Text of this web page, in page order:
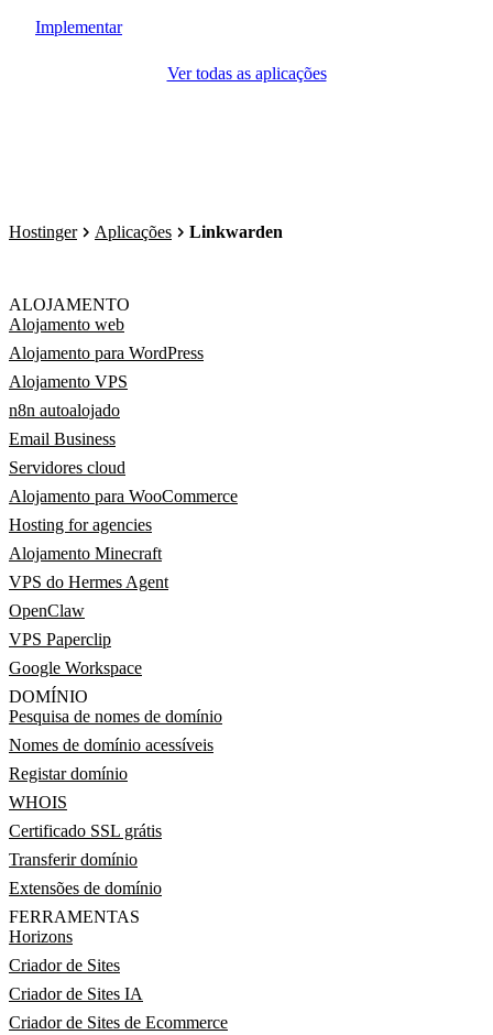
Implementar
Ver todas as aplicações
Hostinger Aplicações Linkwarden
ALOJAMENTO
Alojamento web
Alojamento para WordPress
Alojamento VPS
n8n autoalojado
Email Business
Servidores cloud
Alojamento para WooCommerce
Hosting for agencies
Alojamento Minecraft
VPS do Hermes Agent
OpenClaw
VPS Paperclip
Google Workspace
DOMÍNIO
Pesquisa de nomes de domínio
Nomes de domínio acessíveis
Registar domínio
WHOIS
Certificado SSL grátis
Transferir domínio
Extensões de domínio
FERRAMENTAS
Horizons
Criador de Sites
Criador de Sites IA
Criador de Sites de Ecommerce